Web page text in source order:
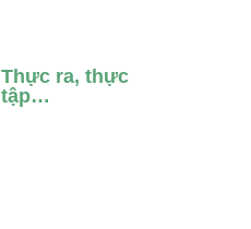
Thực ra, thực
tập…